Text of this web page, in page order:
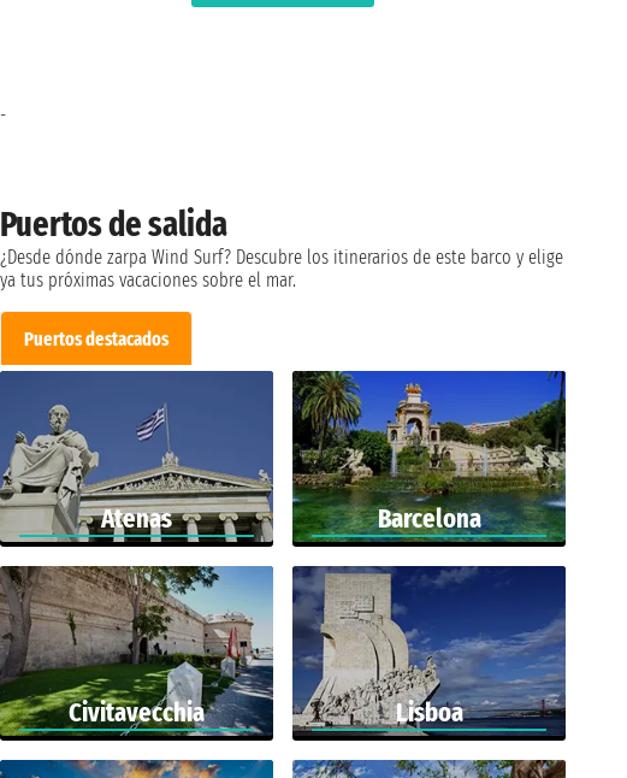
Puertos de salida
¿Desde dónde zarpa Wind Surf? Descubre los itinerarios de este barco y elige
ya tus próximas vacaciones sobre el mar.
Puertos destacados
Atenas Barcelona
Civitavecchia Lisboa
-